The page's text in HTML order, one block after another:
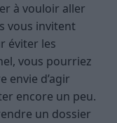
à vouloir aller
vous invitent
éviter les
vous pourriez
envie d’agir
encore un peu.
un dossier